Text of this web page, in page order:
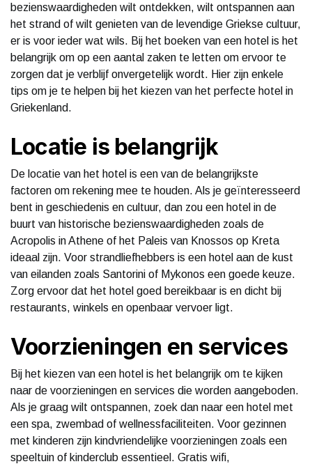
bezienswaardigheden wilt ontdekken, wilt ontspannen aan
het strand of wilt genieten van de levendige Griekse cultuur,
er is voor ieder wat wils. Bij het boeken van een hotel is het
belangrijk om op een aantal zaken te letten om ervoor te
zorgen dat je verblijf onvergetelijk wordt. Hier zijn enkele
tips om je te helpen bij het kiezen van het perfecte hotel in
Griekenland.
Locatie is belangrijk
De locatie van het hotel is een van de belangrijkste
factoren om rekening mee te houden. Als je geïnteresseerd
bent in geschiedenis en cultuur, dan zou een hotel in de
buurt van historische bezienswaardigheden zoals de
Acropolis in Athene of het Paleis van Knossos op Kreta
ideaal zijn. Voor strandliefhebbers is een hotel aan de kust
van eilanden zoals Santorini of Mykonos een goede keuze.
Zorg ervoor dat het hotel goed bereikbaar is en dicht bij
restaurants, winkels en openbaar vervoer ligt.
Voorzieningen en services
Bij het kiezen van een hotel is het belangrijk om te kijken
naar de voorzieningen en services die worden aangeboden.
Als je graag wilt ontspannen, zoek dan naar een hotel met
een spa, zwembad of wellnessfaciliteiten. Voor gezinnen
met kinderen zijn kindvriendelijke voorzieningen zoals een
speeltuin of kinderclub essentieel. Gratis wifi,